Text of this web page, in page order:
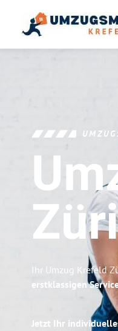
Ihr Umzug Krefeld
erstklassigen
Jetzt Ihr